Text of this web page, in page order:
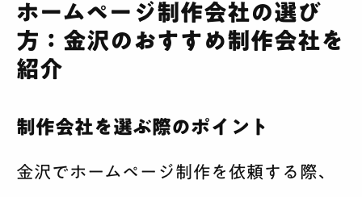
ホームページ制作会社の選び
方：金沢のおすすめ制作会社を
紹介
制作会社を選ぶ際のポイント
金沢でホームページ制作を依頼する際、